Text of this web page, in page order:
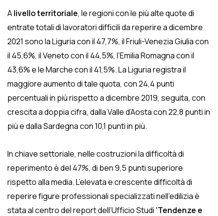
Alivello territoriale, le regioni con le più alte quote di
entrate totali di lavoratori difficili da reperire a dicembre
2021 sono la Liguria con il 47,7%, il Friuli-Venezia Giulia con
il 45,6%, il Veneto con il 44,5%, l’Emilia Romagna con il
43,6% e le Marche con il 41,5%. La Liguria registra il
maggiore aumento di tale quota, con 24,4 punti
percentuali in più rispetto a dicembre 2019, seguita, con
crescita a doppia cifra, dalla Valle d’Aosta con 22,8 punti in
più e dalla Sardegna con 10,1 punti in più.
In chiave settoriale, nelle costruzioni la difficoltà di
reperimento è del 47%, di ben 9,5 punti superiore
rispetto alla media. L’elevata e crescente difficoltà di
reperire figure professionali specializzati nell’edilizia è
stata al centro del report dell’Ufficio Studi ‘Tendenze e